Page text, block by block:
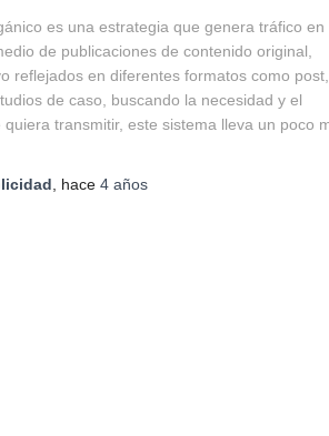
es una estrategia que genera tráfico en
de publicaciones de contenido original,
reflejados en diferentes formatos como post,
de caso, buscando la necesidad y el
quiera transmitir, este sistema lleva un poco
, hace 4 años